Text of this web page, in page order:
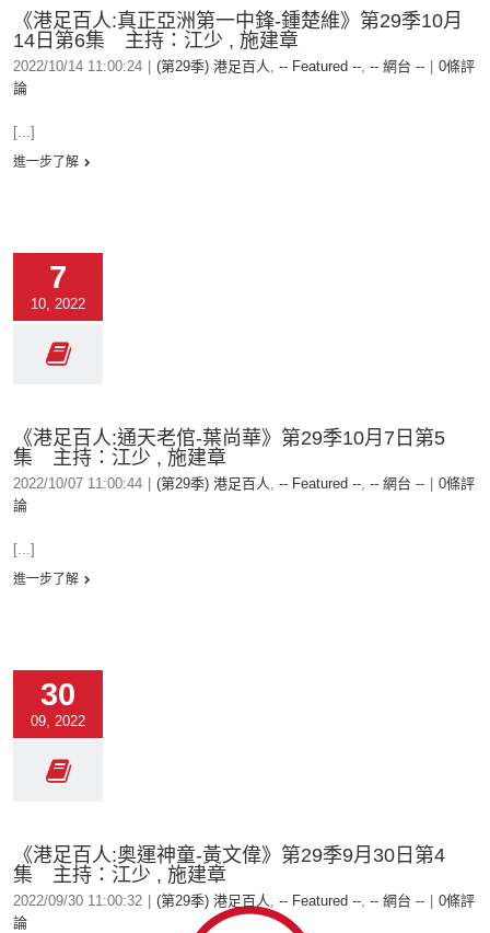
《港足百人:真正亞洲第一中鋒-鍾楚維》第29季10月
14日第6集 主持：江少 , 施建章
2022/10/14 11:00:24 (第29季) 港足百人, -- Featured --, -- 網台 --
0條評
論
[...]
進一步了解
7
10, 2022
《港足百人:通天老倌-葉尚華》第29季10月7日第5
集 主持：江少 , 施建章
2022/10/07 11:00:44 (第29季) 港足百人, -- Featured --, -- 網台 --
0條評
論
[...]
進一步了解
30
09, 2022
《港足百人:奥運神童-黃文偉》第29季9月30日第4
集 主持：江少 , 施建章
2022/09/30 11:00:32 (第29季) 港足百人, -- Featured --, -- 網台 --
0條評
論